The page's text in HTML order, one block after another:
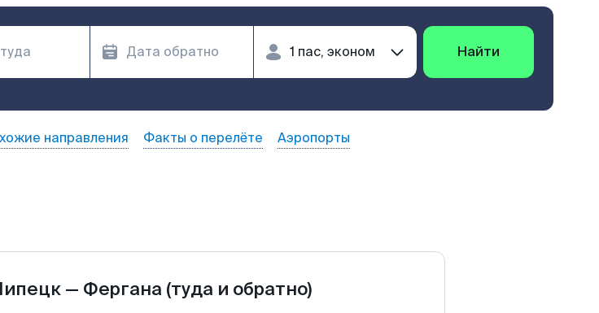
Найти
направления Факты о перелёте Аэропорты
— Фергана (туда и обратно)